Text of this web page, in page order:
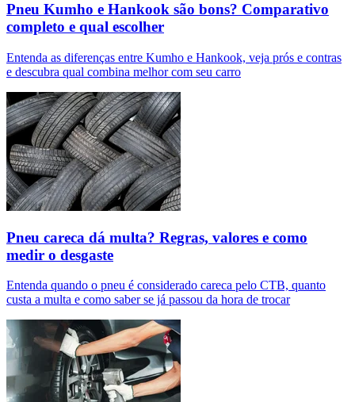
Pneu Kumho e Hankook são bons? Comparativo
completo e qual escolher
Entenda as diferenças entre Kumho e Hankook, veja prós e contras
e descubra qual combina melhor com seu carro
Pneu careca dá multa? Regras, valores e como
medir o desgaste
Entenda quando o pneu é considerado careca pelo CTB, quanto
custa a multa e como saber se já passou da hora de trocar